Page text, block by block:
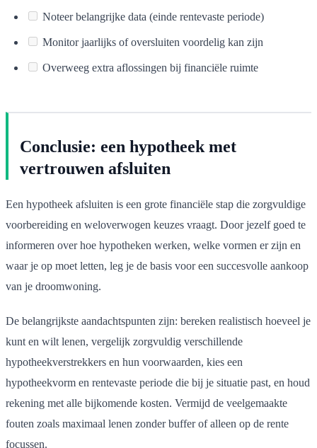
Noteer belangrijke data (einde rentevaste periode)
Monitor jaarlijks of oversluiten voordelig kan zijn
Overweeg extra aflossingen bij financiële ruimte
Conclusie: een hypotheek met
vertrouwen afsluiten
Een hypotheek afsluiten is een grote financiële stap die zorgvuldige
voorbereiding en weloverwogen keuzes vraagt. Door jezelf goed te
informeren over hoe hypotheken werken, welke vormen er zijn en
waar je op moet letten, leg je de basis voor een succesvolle aankoop
van je droomwoning.
De belangrijkste aandachtspunten zijn: bereken realistisch hoeveel je
kunt en wilt lenen, vergelijk zorgvuldig verschillende
hypotheekverstrekkers en hun voorwaarden, kies een
hypotheekvorm en rentevaste periode die bij je situatie past, en houd
rekening met alle bijkomende kosten. Vermijd de veelgemaakte
fouten zoals maximaal lenen zonder buffer of alleen op de rente
focussen.